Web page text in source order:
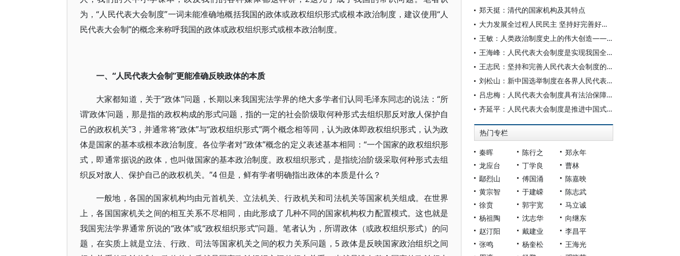
为，“人民代表大会制度”一词未能准确地概括我国的政体或政权组织形式或根本政治制度，建议使用“人
民代表大会制”的概念来称呼我国的政体或政权组织形式或根本政治制度。
一、“人民代表大会制”更能准确反映政体的本质
大家都知道，关于“政体”问题，长期以来我国宪法学界的绝大多学者们认同毛泽东同志的说法：“所
谓‘政体’问题，那是指的政权构成的形式问题，指的一定的社会阶级取何种形式去组织那反对敌人保护自
己的政权机关”3，并通常将“政体”与“政权组织形式”两个概念相等同，认为政体即政权组织形式，认为政
体是国家的基本或根本政治制度。各位学者对“政体”概念的定义表述基本相同：“一个国家的政权组织形
式，即通常据说的政体，也叫做国家的基本政治制度。政权组织形式，是指统治阶级采取何种形式去组
织反对敌人、保护自己的政权机关。”4 但是，鲜有学者明确指出政体的本质是什么？
一般地，各国的国家机构均由元首机关、立法机关、行政机关和司法机关等国家机关组成。在世界
上，各国国家机关之间的相互关系不尽相同，由此形成了几种不同的国家机构权力配置模式。这也就是
我国宪法学界通常所说的“政体”或“政权组织形式”问题。笔者认为，所谓政体（或政权组织形式）的问
题，在实质上就是立法、行政、司法等国家机关之间的权力关系问题，5 政体是反映国家政治组织之间
郑天挺：清代的国家机构及其特点
大力发展全过程人民民主 坚持好完善好运行好人民代表大会制度
王敏：人类政治制度史上的伟大创造——人民代表大会制度创建史述略
王海峰：人民代表大会制度是实现我国全过程人民民主的重要制度载体
王志民：坚持和完善人民代表大会制度的科学指引
刘松山：新中国选举制度在各界人民代表会议时期的探索
吕忠梅：人民代表大会制度具有法治保障的显著优势
齐延平：人民代表大会制度是推进中国式现代化的好制度
热门专栏
秦晖 陈行之
郑永年
龙应台
丁学良
曹林
鄢烈山
傅国涌
陈嘉映
黄宗智
于建嵘
陈志武
徐贲
郭宇宽
马立诚
杨祖陶
沈志华
向继东
赵汀阳
戴建业
李昌平
张鸣
杨奎松
王海光